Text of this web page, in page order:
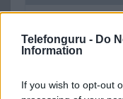
Telefonguru - Do
Information
If you wish to opt-out
SNS integráció
Organizer
Office alkalmazások